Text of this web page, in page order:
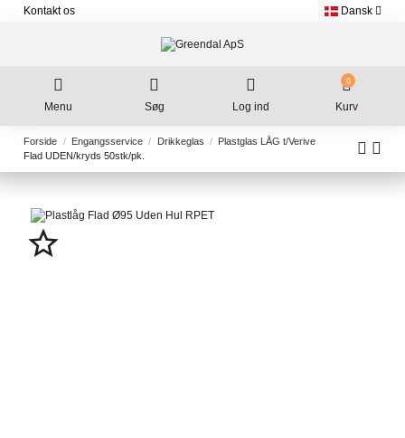
Kontakt os Dansk
Menu Søg Log ind
0
Kurv
Forside Engangsservice Drikkeglas
Plastglas LÅG t/Verive
Flad UDEN/kryds 50stk/pk.
star_border